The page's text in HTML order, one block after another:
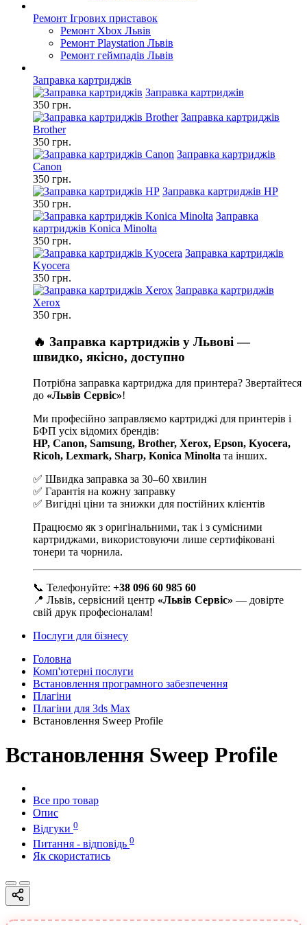
Ремонт Ігрових приставок
Ремонт Xbox Львів
Ремонт Playstation Львів
Ремонт геймпадів Львів
Заправка картриджів
Заправка картриджів
350 грн.
Заправка картриджів
Brother
350 грн.
Заправка картриджів
Canon
350 грн.
Заправка картриджів HP
350 грн.
Заправка
картриджів Konica Minolta
350 грн.
Заправка картриджів
Kyocera
350 грн.
Заправка картриджів
Xerox
350 грн.
🔥 Заправка картриджів у Львові —
швидко, якісно, доступно
Потрібна заправка картриджа для принтера? Звертайтеся
до «Львів Сервіс»!
Ми професійно заправляємо картриджі для принтерів і
БФП усіх відомих брендів:
HP, Canon, Samsung, Brother, Xerox, Epson, Kyocera,
Ricoh, Lexmark, Sharp, Konica Minolta та інших.
✅ Швидка заправка за 30–60 хвилин
✅ Гарантія на кожну заправку
✅ Вигідні ціни та знижки для постійних клієнтів
Працюємо як з оригінальними, так і з сумісними
картриджами, використовуючи лише сертифіковані
тонери та чорнила.
📞 Телефонуйте: +38 096 60 985 60
📍 Львів, сервісний центр «Львів Сервіс» — довірте
свій друк професіоналам!
Послуги для бізнесу
Головна
Комп'ютерні послуги
Встановлення програмного забезпечення
Плагіни
Плагіни для 3ds Max
Встановлення Sweep Profile
Встановлення Sweep Profile
Все про товар
Опис
Відгуки 0
Питання - відповідь 0
Як скористатись